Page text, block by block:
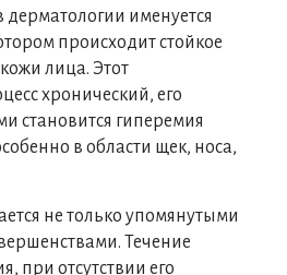
именуется
происходит стойкое
лица. Этот
хронический, его
становится гиперемия
в области щек, носа,
не только упомянутыми
Течение
при отсутствии его